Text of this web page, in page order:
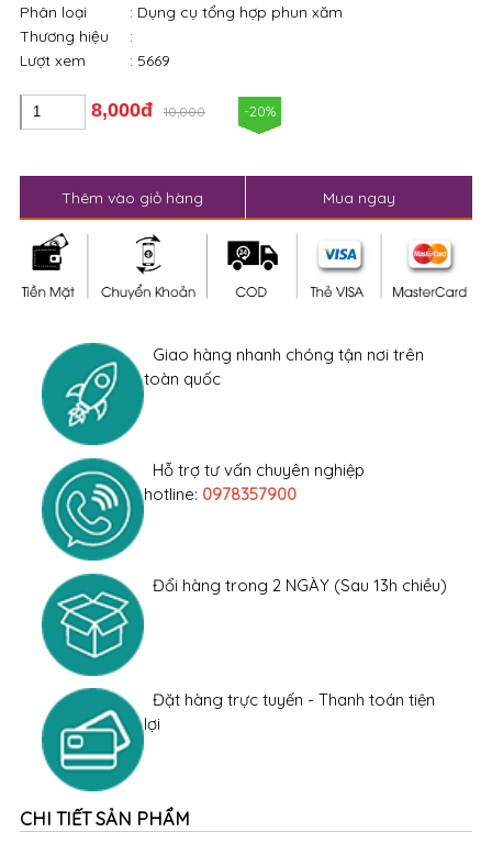
Phân loại
: Dụng cụ tổng hợp phun xăm
Thương hiệu
:
Lượt xem
: 5669
8,000đ 10,000 -20%
Thêm vào giỏ hàng Mua ngay
Giao hàng nhanh chóng tận nơi trên
toàn quốc
Hỗ trợ tư vấn chuyên nghiệp
hotline: 0978357900
Đổi hàng trong 2 NGÀY (Sau 13h chiều)
Đặt hàng trực tuyến - Thanh toán tiện
lợi
CHI TIẾT SẢN PHẨM